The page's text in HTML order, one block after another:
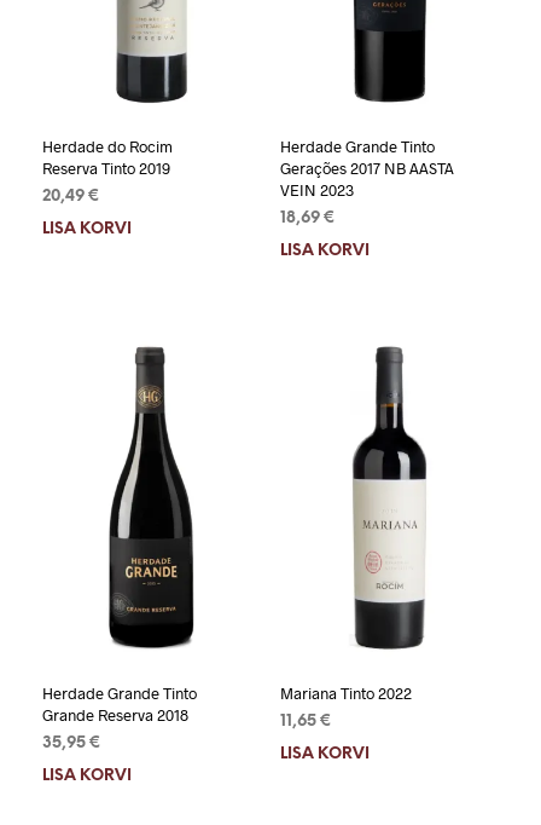
Herdade do Rocim
Reserva Tinto 2019
20,49 €
LISA KORVI
Herdade Grande Tinto
Gerações 2017 NB AASTA
VEIN 2023
18,69 €
LISA KORVI
Herdade Grande Tinto
Grande Reserva 2018
35,95 €
LISA KORVI
Mariana Tinto 2022
11,65 €
LISA KORVI